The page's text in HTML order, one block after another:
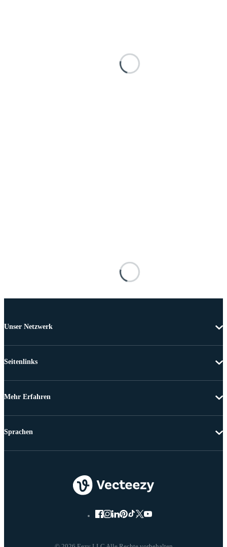
Unser Netzwerk
Seitenlinks
Mehr Erfahren
Sprachen